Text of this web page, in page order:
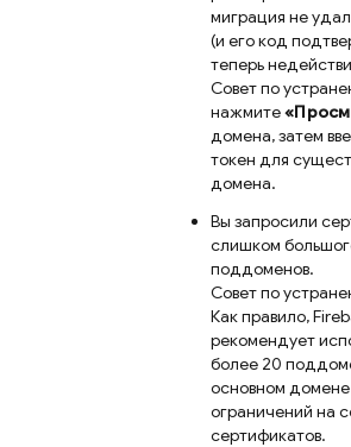
миграция не
(и его код
теперь
Совет по
нажмите
домена, затем
токен для
домена.
Вы запросили
слишком
поддоменов.
Совет по
Как правило,
рекомендует
более 20
основном домене
ограничений на
сертификатов.